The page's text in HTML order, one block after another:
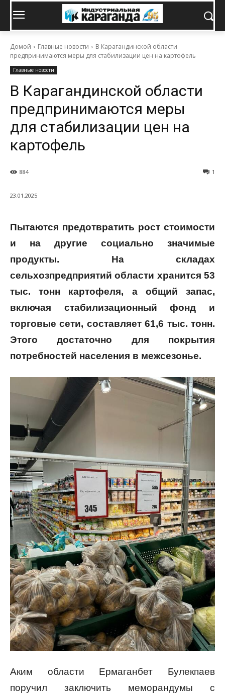
Домой Главные новости
В Карагандинской области
предпринимаются меры для стабилизации цен на картофель
Главные новости
В Карагандинской области
предпринимаются меры
для стабилизации цен на
картофель
1
884
23.01.2025
Пытаются предотвратить рост стоимости
и на другие социально значимые
продукты. На складах
сельхозпредприятий области хранится 53
тыс. тонн картофеля, а общий запас,
включая стабилизационный фонд и
торговые сети, составляет 61,6 тыс. тонн.
Этого достаточно для покрытия
потребностей населения в межсезонье.
Аким области Ермаганбет Булекпаев
поручил заключить меморандумы с